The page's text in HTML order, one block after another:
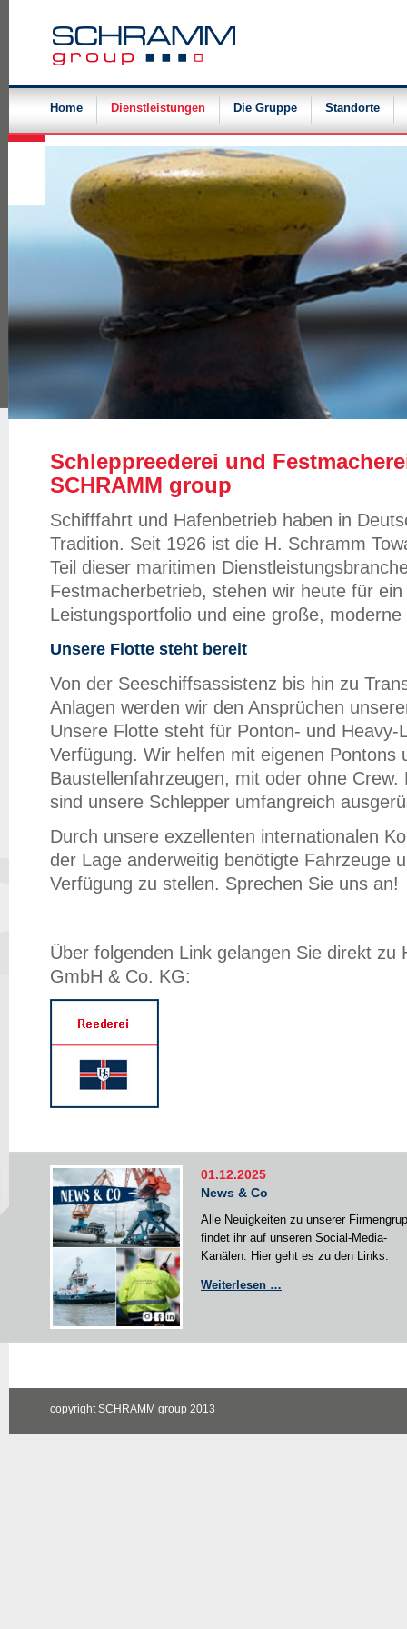
Navigation
überspringen
Home Dienstleistungen Die Gruppe Standorte
Schleppreederei und
SCHRAMM group
Schifffahrt und Hafenbetrieb haben in
Tradition. Seit 1926 ist die H. Schramm
Teil dieser maritimen
Festmacherbetrieb, stehen wir heute für
Leistungsportfolio und eine große, moderne
Unsere Flotte steht bereit
Von der Seeschiffsassistenz bis hin zu
Anlagen werden wir den Ansprüchen
Unsere Flotte steht für Ponton- und Heavy-
Verfügung. Wir helfen mit eigenen Pontons
Baustellenfahrzeugen, mit oder ohne
sind unsere Schlepper umfangreich
Durch unsere exzellenten internationalen
der Lage anderweitig benötigte Fahrzeuge
Verfügung zu stellen. Sprechen Sie uns an!
Über folgenden Link gelangen Sie direkt zu
GmbH & Co. KG:
01.12.2025
News & Co
Alle Neuigkeiten zu unserer
findet ihr auf unseren Social-Media-
Kanälen. Hier geht es zu den Links:
Weiterlesen …
copyright SCHRAMM group 2013